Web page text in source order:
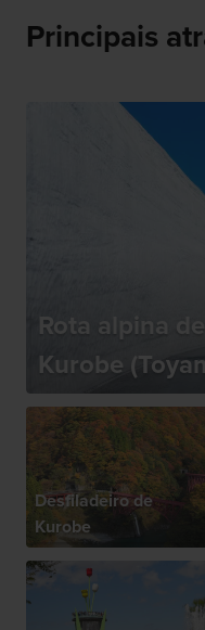
Principais
Rota alpina
Kurobe
Desfiladeiro de
Kurobe